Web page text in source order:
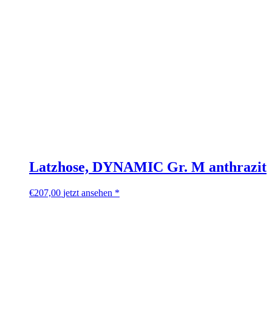
Latzhose, DYNAMIC Gr. M anthrazit
€207,00 jetzt ansehen *